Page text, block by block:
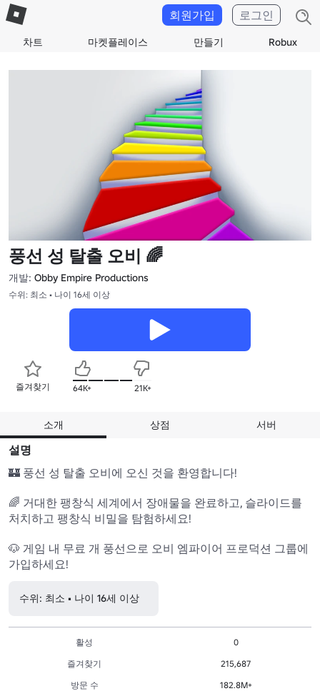
차트 마켓플레이스 만들기 Robux
회원가입 로그인
풍선 성 탈출 오비 🌈
개발: Obby Empire Productions
수위: 최소 • 나이 16세 이상
즐겨찾기 64K+ 21K+
소개 상점 서버
설명
🏰 풍선 성 탈출 오비에 오신 것을 환영합니다!
🌈 거대한 팽창식 세계에서 장애물을 완료하고, 슬라이드를
처치하고 팽창식 비밀을 탐험하세요!
🐶 게임 내 무료 개 풍선으로 오비 엠파이어 프로덕션 그룹에
가입하세요!
수위: 최소 • 나이 16세 이상
활성
0
즐겨찾기
215,687
방문 수
182.8M+